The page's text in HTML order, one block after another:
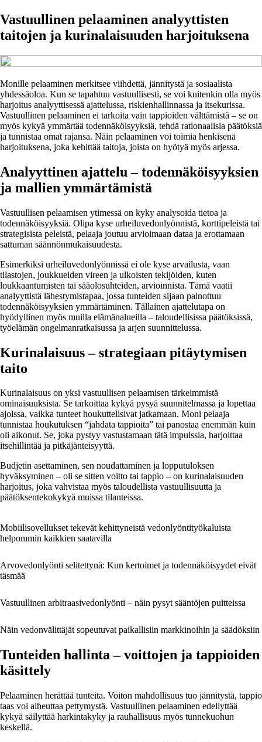
Vastuullinen pelaaminen analyyttisten
taitojen ja kurinalaisuuden harjoituksena
Monille pelaaminen merkitsee viihdettä, jännitystä ja sosiaalista
yhdessäoloa. Kun se tapahtuu vastuullisesti, se voi kuitenkin olla myös
harjoitus analyyttisessä ajattelussa, riskienhallinnassa ja itsekurissa.
Vastuullinen pelaaminen ei tarkoita vain tappioiden välttämistä – se on
myös kykyä ymmärtää todennäköisyyksiä, tehdä rationaalisia päätöksiä
ja tunnistaa omat rajansa. Näin pelaaminen voi toimia henkisenä
harjoituksena, joka kehittää taitoja, joista on hyötyä myös arjessa.
Analyyttinen ajattelu – todennäköisyyksien
ja mallien ymmärtämistä
Vastuullisen pelaamisen ytimessä on kyky analysoida tietoa ja
todennäköisyyksiä. Olipa kyse urheiluvedonlyönnistä, korttipeleistä tai
strategisista peleistä, pelaaja joutuu arvioimaan dataa ja erottamaan
sattuman säännönmukaisuudesta.
Esimerkiksi urheiluvedonlyönnissä ei ole kyse arvailusta, vaan
tilastojen, joukkueiden vireen ja ulkoisten tekijöiden, kuten
loukkaantumisten tai sääolosuhteiden, arvioinnista. Tämä vaatii
analyyttistä lähestymistapaa, jossa tunteiden sijaan painottuu
todennäköisyyksien ymmärtäminen. Tällainen ajattelutapa on
hyödyllinen myös muilla elämänalueilla – taloudellisissa päätöksissä,
työelämän ongelmanratkaisussa ja arjen suunnittelussa.
Kurinalaisuus – strategiaan pitäytymisen
taito
Kurinalaisuus on yksi vastuullisen pelaamisen tärkeimmistä
ominaisuuksista. Se tarkoittaa kykyä pysyä suunnitelmassa ja lopettaa
ajoissa, vaikka tunteet houkuttelisivat jatkamaan. Moni pelaaja
tunnistaa houkutuksen “jahdata tappioita” tai panostaa enemmän kuin
oli aikonut. Se, joka pystyy vastustamaan tätä impulssia, harjoittaa
itsehillintää ja pitkäjänteisyyttä.
Budjetin asettaminen, sen noudattaminen ja lopputuloksen
hyväksyminen – oli se sitten voitto tai tappio – on kurinalaisuuden
harjoitus, joka vahvistaa myös taloudellista vastuullisuutta ja
päätöksentekokykyä muissa tilanteissa.
Mobiilisovellukset tekevät kehittyneistä vedonlyöntityökaluista
helpommin kaikkien saatavilla
Arvovedonlyönti selitettynä: Kun kertoimet ja todennäköisyydet eivät
täsmää
Vastuullinen arbitraasivedonlyönti – näin pysyt sääntöjen puitteissa
Näin vedonvälittäjät sopeutuvat paikallisiin markkinoihin ja säädöksiin
Tunteiden hallinta – voittojen ja tappioiden
käsittely
Pelaaminen herättää tunteita. Voiton mahdollisuus tuo jännitystä, tappio
taas voi aiheuttaa pettymystä. Vastuullinen pelaaminen edellyttää
kykyä säilyttää harkintakyky ja rauhallisuus myös tunnekuohun
keskellä.